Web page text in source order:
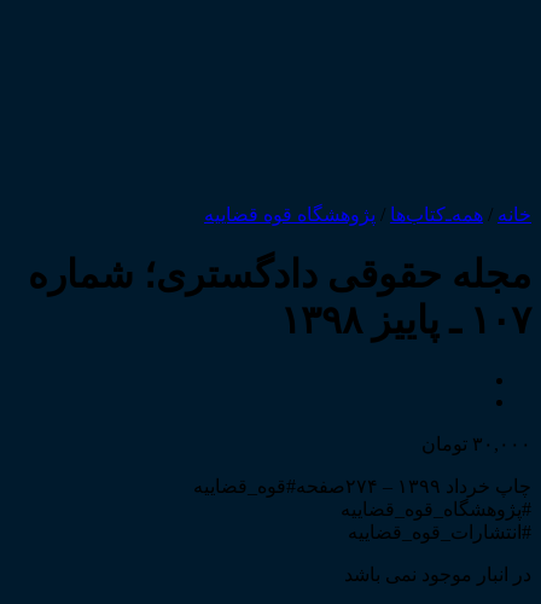
خانه / همه‌ـ‌کتاب‌ها / پژوهشگاه قوه قضاییه
مجله حقوقی دادگستری؛ شماره
۱۰۷ ـ پاییز ۱۳۹۸
۳۰,۰۰۰ تومان
چاپ خرداد ۱۳۹۹ – ۲۷۴صفحه
#قوه_قضاییه
#پژوهشگاه_قوه_قضاییه
#انتشارات_قوه_قضاییه
در انبار موجود نمی باشد